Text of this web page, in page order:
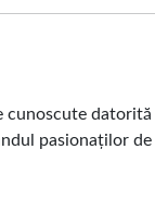
cunoscute datorită
pasionaților de